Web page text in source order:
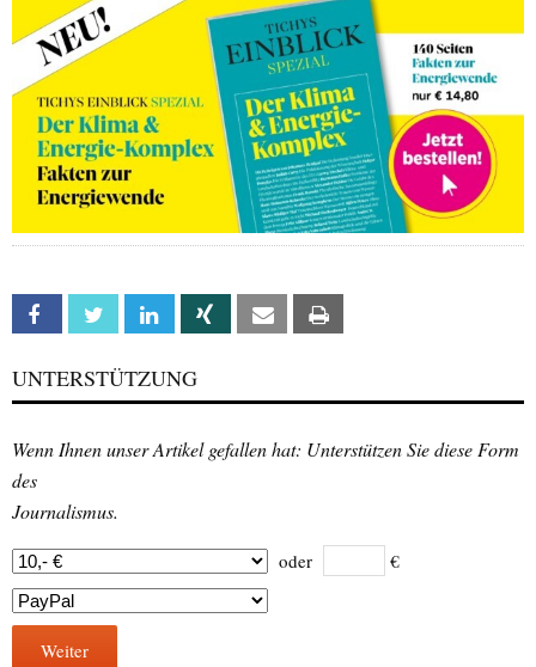
Facebook Twitter Linkedin Xing Email
UNTERSTÜTZUNG
Wenn Ihnen unser Artikel gefallen hat: Unterstützen Sie diese Form
des
Journalismus.
oder €
Weiter